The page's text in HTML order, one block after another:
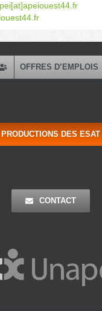
OFFRES D’EMPLOIS
PRODUCTIONS DES ESAT
CONTACT